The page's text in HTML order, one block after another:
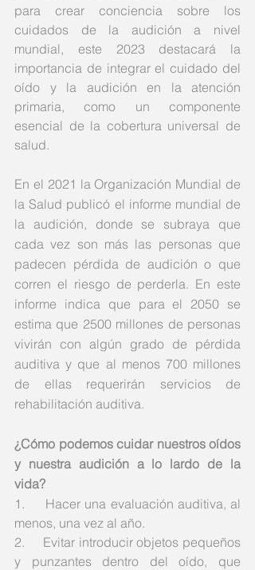
para crear conciencia sobre los
cuidados de la audición a nivel
mundial, este 2023 destacará la
importancia de integrar el cuidado del
oído y la audición en la atención
primaria, como un componente
esencial de la cobertura universal de
salud.
En el 2021 la Organización Mundial de
la Salud publicó el informe mundial de
la audición, donde se subraya que
cada vez son más las personas que
padecen pérdida de audición o que
corren el riesgo de perderla. En este
informe indica que para el 2050 se
estima que 2500 millones de personas
vivirán con algún grado de pérdida
auditiva y que al menos 700 millones
de ellas requerirán servicios de
rehabilitación auditiva.
¿Cómo podemos cuidar nuestros oídos
y nuestra audición a lo lardo de la
vida?
1.     Hacer una evaluación auditiva, al
menos, una vez al año.
2.     Evitar introducir objetos pequeños
y punzantes dentro del oído, que